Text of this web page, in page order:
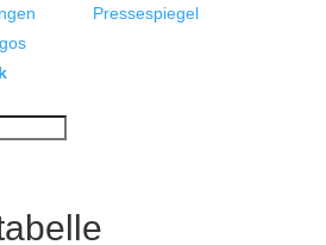
Pressespiegel